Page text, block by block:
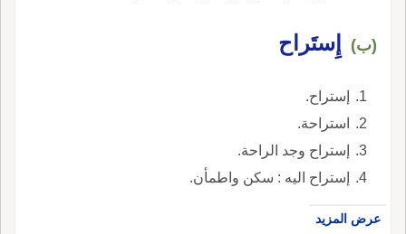
(ب) إِستَراح
إستراح.
استراحة.
إستراح وجد الراحة.
إستراح اليه : سكن واطمأن.
عرض المزيد